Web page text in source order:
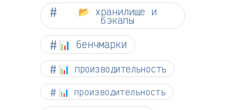
📂 хранилище и
бэкапы
📊 бенчмарки
📊 производительность
📊 производительность